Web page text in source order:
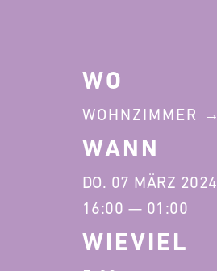
WO
WOHNZIMMER
WANN
DO. 07 MÄRZ 2024
16:00 — 01:00
WIEVIEL